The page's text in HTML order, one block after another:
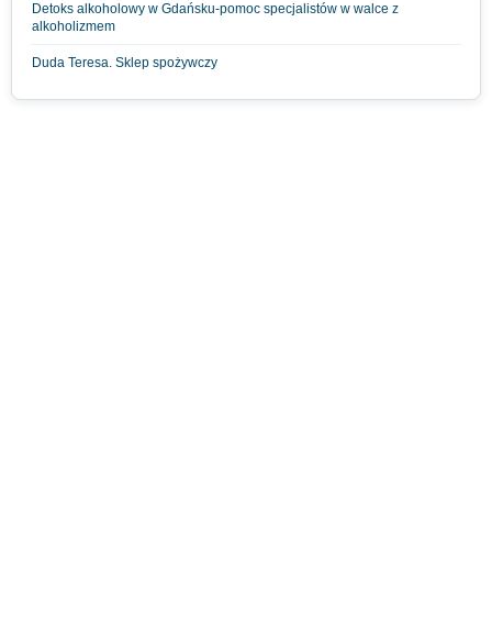
Detoks alkoholowy w Gdańsku-pomoc specjalistów w walce z
alkoholizmem
Duda Teresa. Sklep spożywczy